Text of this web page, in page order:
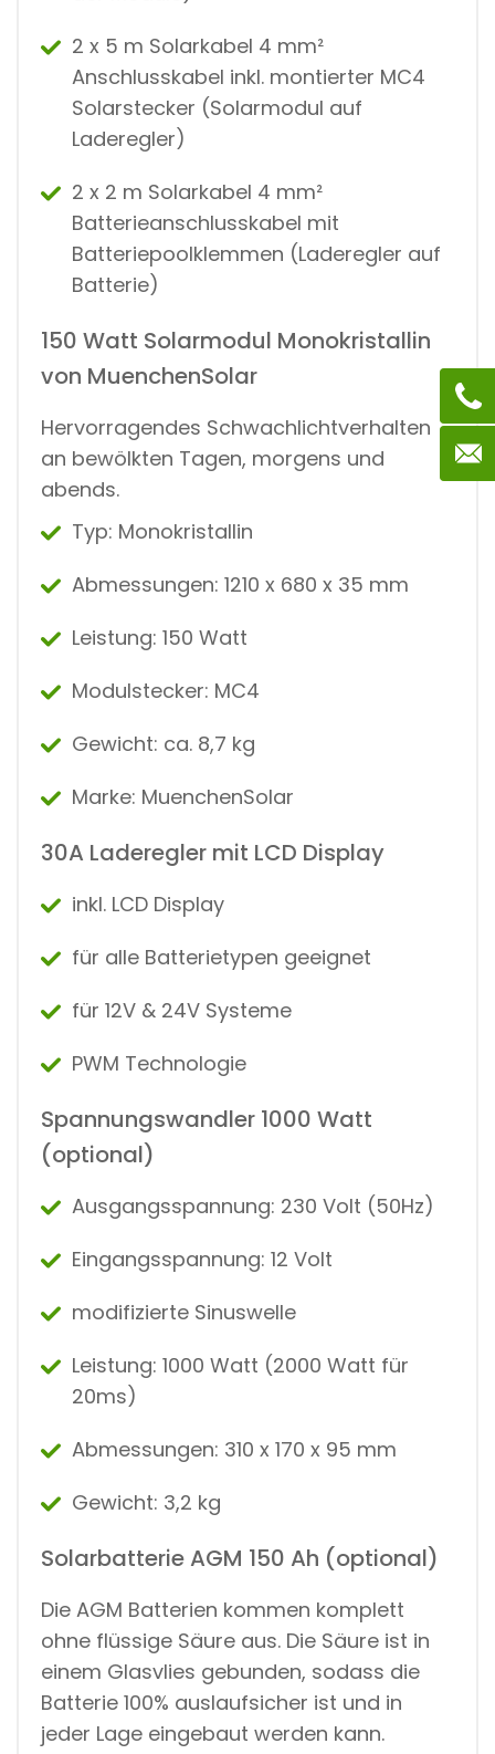
2 x 5 m Solarkabel 4 mm²
Anschlusskabel inkl. montierter MC4
Solarstecker (Solarmodul auf
Laderegler)
2 x 2 m Solarkabel 4 mm²
Batterieanschlusskabel mit
Batteriepoolklemmen (Laderegler auf
Batterie)
150 Watt Solarmodul Monokristallin
von MuenchenSolar
Hervorragendes Schwachlichtverhalten
an bewölkten Tagen, morgens und
abends.
Typ: Monokristallin
Abmessungen: 1210 x 680 x 35 mm
Leistung: 150 Watt
Modulstecker: MC4
Gewicht: ca. 8,7 kg
Marke: MuenchenSolar
30A Laderegler mit LCD Display
inkl. LCD Display
für alle Batterietypen geeignet
für 12V & 24V Systeme
PWM Technologie
Spannungswandler 1000 Watt
(optional)
Ausgangsspannung: 230 Volt (50Hz)
Eingangsspannung: 12 Volt
modifizierte Sinuswelle
Leistung: 1000 Watt (2000 Watt für
20ms)
Abmessungen: 310 x 170 x 95 mm
Gewicht: 3,2 kg
Solarbatterie AGM 150 Ah (optional)
Die AGM Batterien kommen komplett
ohne flüssige Säure aus. Die Säure ist in
einem Glasvlies gebunden, sodass die
Batterie 100% auslaufsicher ist und in
jeder Lage eingebaut werden kann.